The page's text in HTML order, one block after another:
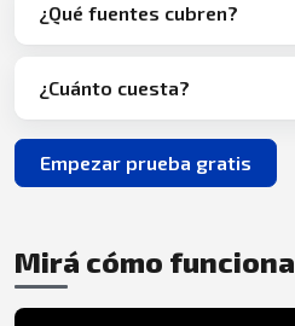
¿Qué fuentes cubren?
¿Cuánto cuesta?
Empezar prueba gratis
Mirá cómo funciona